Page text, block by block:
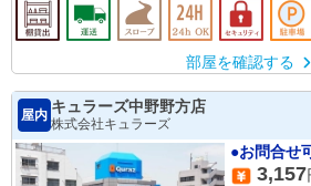
部屋を確認する
屋内
キュラーズ中野野方店
株式会社キュラーズ
●お問合せ
3,157